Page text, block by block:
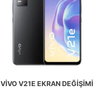
VIVO V21E EKRAN DEĞIŞIMI